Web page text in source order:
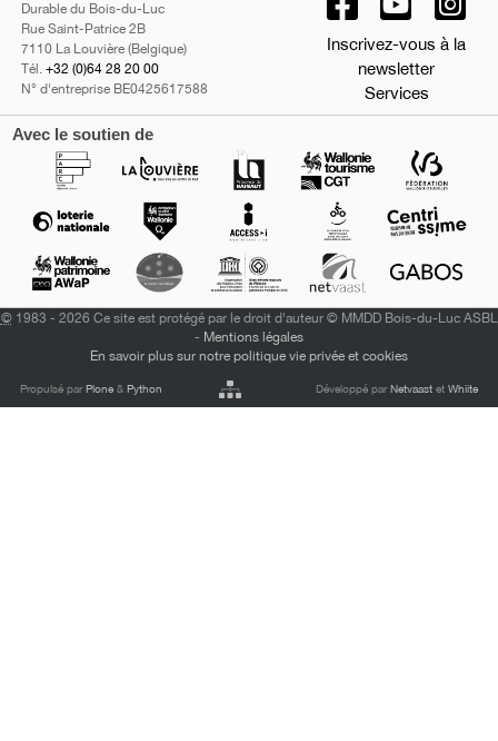
Durable du Bois-du-Luc
Rue Saint-Patrice 2B
7110 La Louvière (Belgique)
Tél. +32 (0)64 28 20 00
N° d'entreprise BE0425617588
Inscrivez-vous à la
newsletter
Services
Avec le soutien de
©1983 - 2026 Ce site est protégé par le droit d'auteur © MMDD Bois-du-Luc ASBL
- Mentions légales
En savoir plus sur notre politique vie privée et cookies
Propulsé parPlone &Python Développé parNetvaastet Whiite